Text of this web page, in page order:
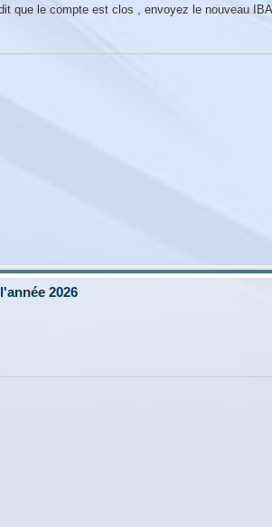
que le compte est clos , envoyez le nouveau
2026